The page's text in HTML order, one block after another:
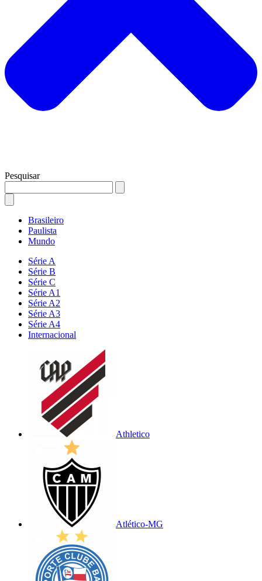
Pesquisar
Brasileiro
Paulista
Mundo
Série A
Série B
Série C
Série A1
Série A2
Série A3
Série A4
Internacional
Athletico
Atlético-MG